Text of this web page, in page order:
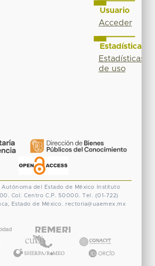
Usuario
Acceder
Estadísticas
Estadísticas
de uso
Autónoma del Estado de México
Instituto
Col. Centro C.P. 50000. Tel. (01-722)
Estado de México. rectoria@uaemex.mx